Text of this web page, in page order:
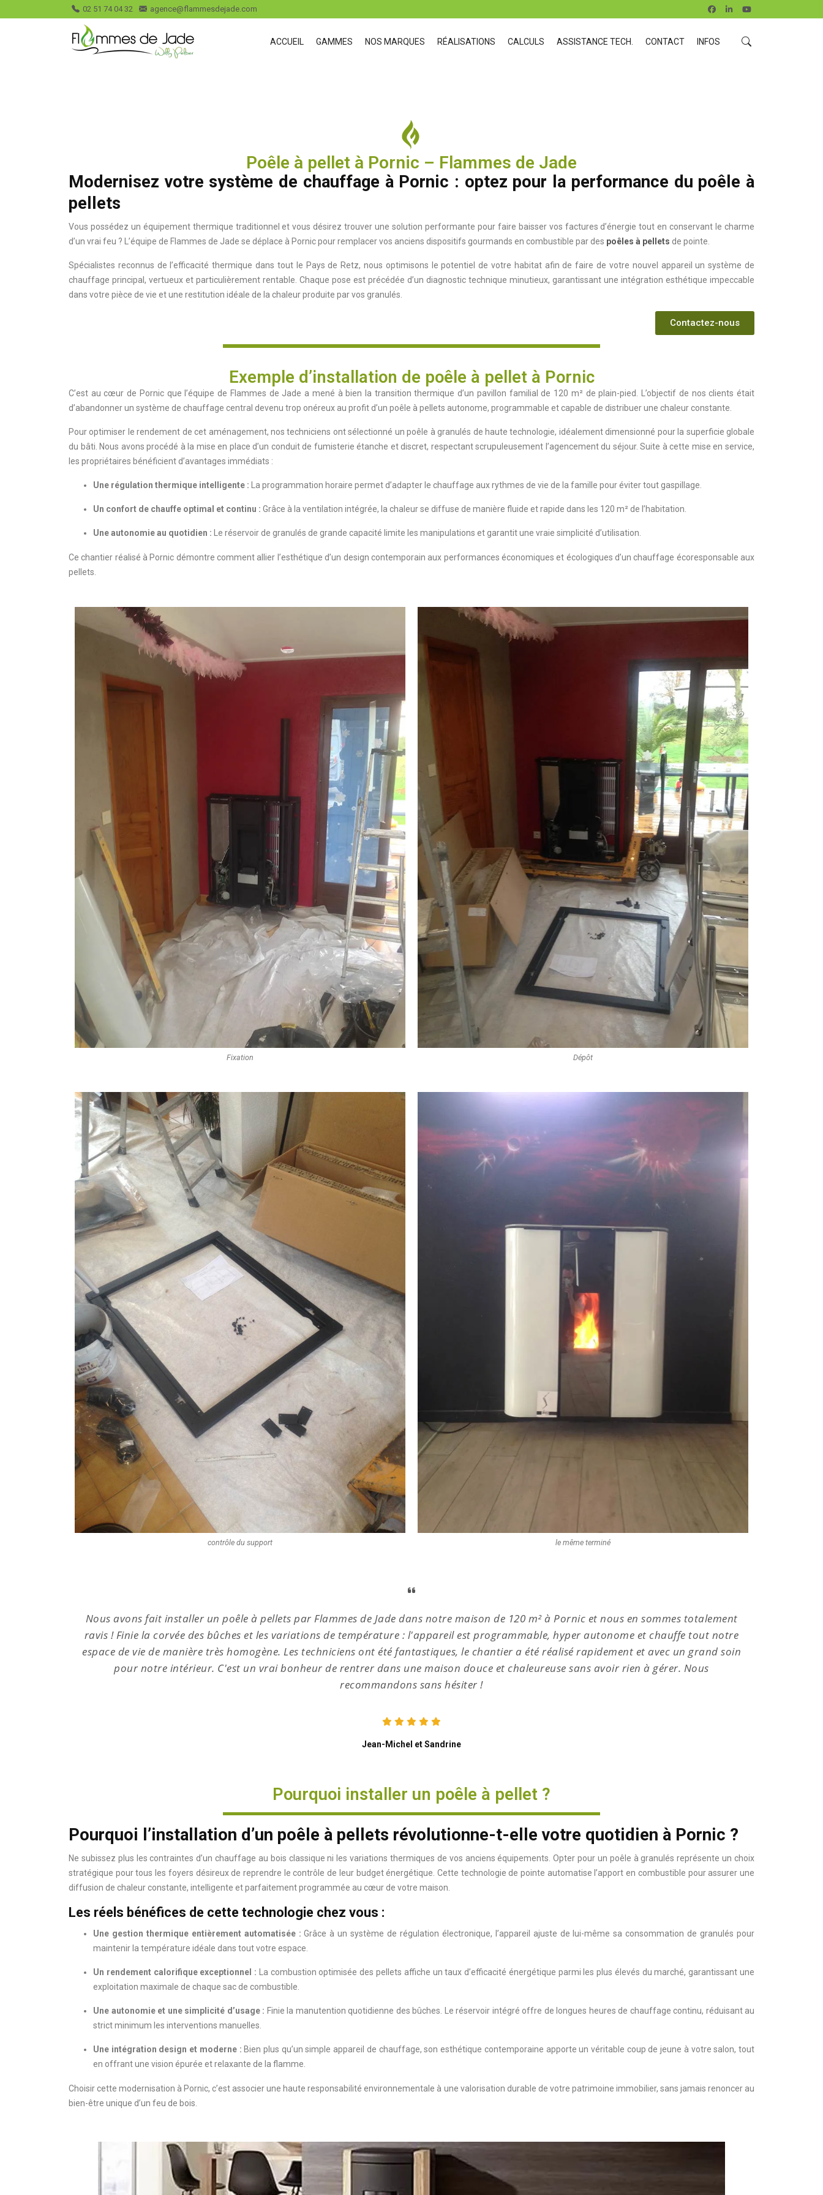
02 51 74 04 32 agence@flammesdejade.com
ACCUEIL GAMMES NOS MARQUES RÉALISATIONS CALCULS ASSISTANCE TECH. CONTACT INFOS
Poêle à pellet à Pornic – Flammes de Jade
Modernisez votre système de chauffage à Pornic : optez pour la performance du poêle à
pellets
Vous possédez un équipement thermique traditionnel et vous désirez trouver une solution performante pour faire baisser vos factures d’énergie tout en conservant le charme
d’un vrai feu ? L’équipe de Flammes de Jade se déplace à Pornic pour remplacer vos anciens dispositifs gourmands en combustible par des poêles à pellets de pointe.
Spécialistes reconnus de l’efficacité thermique dans tout le Pays de Retz, nous optimisons le potentiel de votre habitat afin de faire de votre nouvel appareil un système de
chauffage principal, vertueux et particulièrement rentable. Chaque pose est précédée d’un diagnostic technique minutieux, garantissant une intégration esthétique impeccable
dans votre pièce de vie et une restitution idéale de la chaleur produite par vos granulés.
Contactez-nous
Exemple d’installation de poêle à pellet à Pornic
C’est au cœur de Pornic que l’équipe de Flammes de Jade a mené à bien la transition thermique d’un pavillon familial de 120 m² de plain-pied. L’objectif de nos clients était
d’abandonner un système de chauffage central devenu trop onéreux au profit d’un poêle à pellets autonome, programmable et capable de distribuer une chaleur constante.
Pour optimiser le rendement de cet aménagement, nos techniciens ont sélectionné un poêle à granulés de haute technologie, idéalement dimensionné pour la superficie globale
du bâti. Nous avons procédé à la mise en place d’un conduit de fumisterie étanche et discret, respectant scrupuleusement l’agencement du séjour. Suite à cette mise en service,
les propriétaires bénéficient d’avantages immédiats :
Une régulation thermique intelligente : La programmation horaire permet d’adapter le chauffage aux rythmes de vie de la famille pour éviter tout gaspillage.
Un confort de chauffe optimal et continu : Grâce à la ventilation intégrée, la chaleur se diffuse de manière fluide et rapide dans les 120 m² de l’habitation.
Une autonomie au quotidien : Le réservoir de granulés de grande capacité limite les manipulations et garantit une vraie simplicité d’utilisation.
Ce chantier réalisé à Pornic démontre comment allier l’esthétique d’un design contemporain aux performances économiques et écologiques d’un chauffage écoresponsable aux
pellets.
Fixation Dépôt
contrôle du support le même terminé
Nous avons fait installer un poêle à pellets par Flammes de Jade dans notre maison de 120 m² à Pornic et nous en sommes totalement
ravis ! Finie la corvée des bûches et les variations de température : l'appareil est programmable, hyper autonome et chauffe tout notre
espace de vie de manière très homogène. Les techniciens ont été fantastiques, le chantier a été réalisé rapidement et avec un grand soin
pour notre intérieur. C'est un vrai bonheur de rentrer dans une maison douce et chaleureuse sans avoir rien à gérer. Nous
recommandons sans hésiter !
Jean-Michel et Sandrine
Pourquoi installer un poêle à pellet ?
Pourquoi l’installation d’un poêle à pellets révolutionne-t-elle votre quotidien à Pornic ?
Ne subissez plus les contraintes d’un chauffage au bois classique ni les variations thermiques de vos anciens équipements. Opter pour un poêle à granulés représente un choix
stratégique pour tous les foyers désireux de reprendre le contrôle de leur budget énergétique. Cette technologie de pointe automatise l’apport en combustible pour assurer une
diffusion de chaleur constante, intelligente et parfaitement programmée au cœur de votre maison.
Les réels bénéfices de cette technologie chez vous :
Une gestion thermique entièrement automatisée : Grâce à un système de régulation électronique, l’appareil ajuste de lui-même sa consommation de granulés pour
maintenir la température idéale dans tout votre espace.
Un rendement calorifique exceptionnel : La combustion optimisée des pellets affiche un taux d’efficacité énergétique parmi les plus élevés du marché, garantissant une
exploitation maximale de chaque sac de combustible.
Une autonomie et une simplicité d’usage : Finie la manutention quotidienne des bûches. Le réservoir intégré offre de longues heures de chauffage continu, réduisant au
strict minimum les interventions manuelles.
Une intégration design et moderne : Bien plus qu’un simple appareil de chauffage, son esthétique contemporaine apporte un véritable coup de jeune à votre salon, tout
en offrant une vision épurée et relaxante de la flamme.
Choisir cette modernisation à Pornic, c’est associer une haute responsabilité environnementale à une valorisation durable de votre patrimoine immobilier, sans jamais renoncer au
bien-être unique d’un feu de bois.